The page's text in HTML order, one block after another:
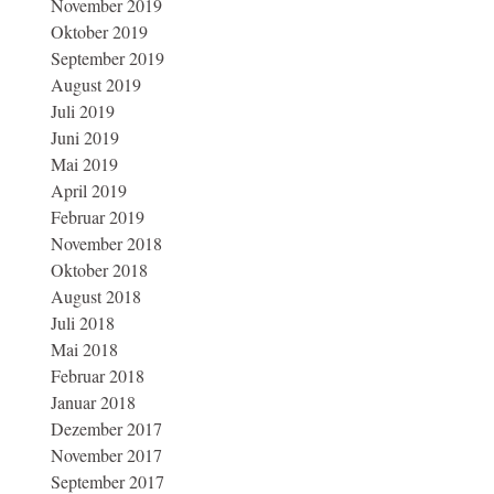
November 2019
Oktober 2019
September 2019
August 2019
Juli 2019
Juni 2019
Mai 2019
April 2019
Februar 2019
November 2018
Oktober 2018
August 2018
Juli 2018
Mai 2018
Februar 2018
Januar 2018
Dezember 2017
November 2017
September 2017